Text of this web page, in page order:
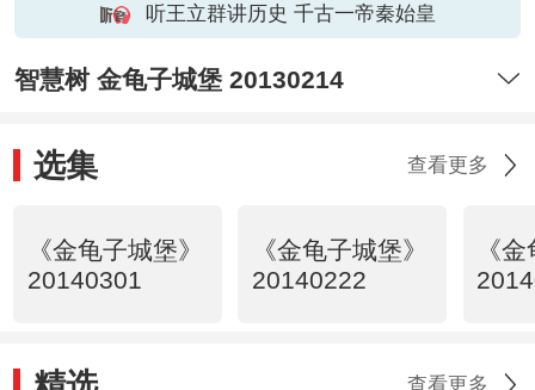
听王立群讲历史 千古一帝秦始皇
智慧树 金龟子城堡 20130214
选集 查看更多
《金龟子城堡》
20140301
《金龟子城堡》
20140222
《
查看更多